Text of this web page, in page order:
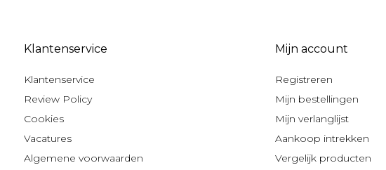
Klantenservice
Klantenservice
Review Policy
Cookies
Vacatures
Algemene voorwaarden
Mijn account
Registreren
Mijn bestellingen
Mijn verlanglijst
Aankoop intrekken
Vergelijk producten